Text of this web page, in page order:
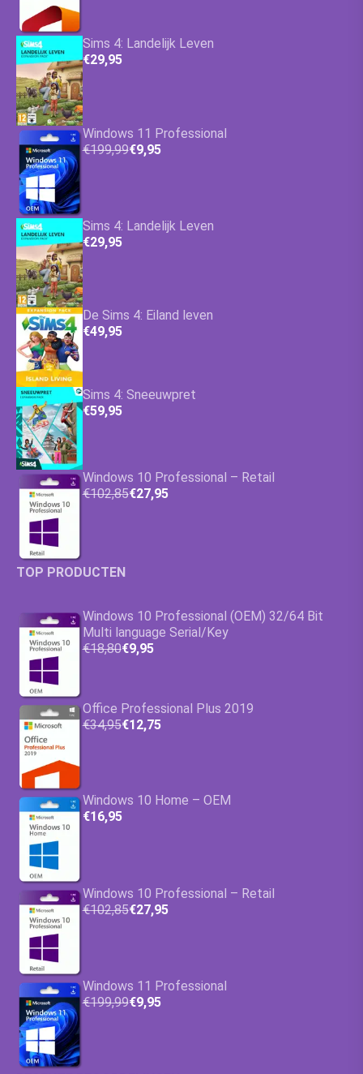
Sims 4: Landelijk Leven
€29,95
Windows 11 Professional
€199,99€9,95
Sims 4: Landelijk Leven
€29,95
De Sims 4: Eiland leven
€49,95
Sims 4: Sneeuwpret
€59,95
Windows 10 Professional – Retail
€102,85€27,95
TOP PRODUCTEN
Windows 10 Professional (OEM) 32/64 Bit
Multi language Serial/Key
€18,80€9,95
Office Professional Plus 2019
€34,95€12,75
Windows 10 Home – OEM
€16,95
Windows 10 Professional – Retail
€102,85€27,95
Windows 11 Professional
€199,99€9,95